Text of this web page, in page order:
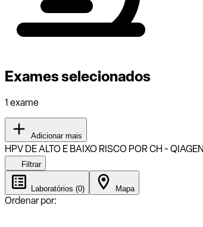
Exames selecionados
1 exame
Adicionar mais
HPV DE ALTO E BAIXO RISCO POR CH - QIAGEN
Filtrar
Laboratórios (0) Mapa
Ordenar por: